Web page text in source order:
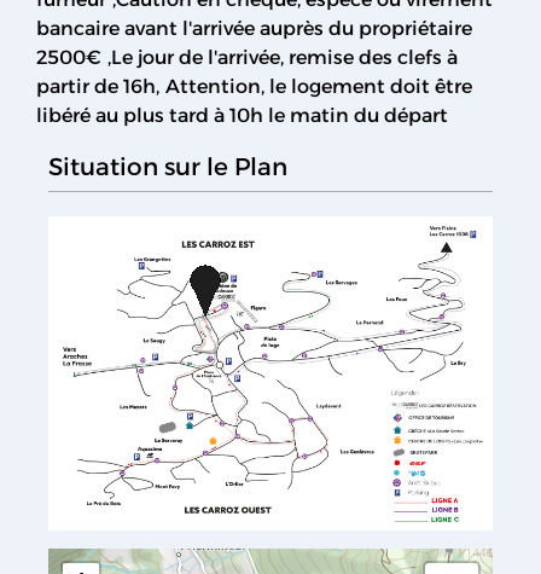
bancaire avant l'arrivée auprès du propriétaire
2500€ Le jour de l'arrivée, remise des clefs à
partir de 16h Attention, le logement doit être
libéré au plus tard à 10h le matin du départ
Situation sur le Plan